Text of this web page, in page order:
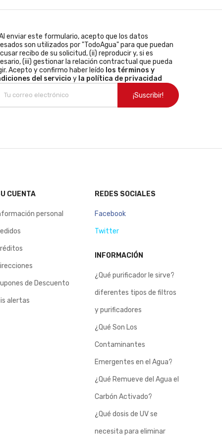
enviar este formulario, acepto que los datos
son utilizados por "TodoAgua" para que puedan
recibo de su solicitud, (ii) reproducir y, si es
(iii) gestionar la relación contractual que pueda
Acepto y confirmo haber leído los términos y
del servicio y la política de privacidad
CUENTA
personal
de Descuento
alertas
REDES SOCIALES
Facebook
Twitter
INFORMACIÓN
¿Qué purificador le sirve?
diferentes tipos de filtros
y purificadores
¿Qué Son Los
Contaminantes
Emergentes en el Agua?
¿Qué Remueve del Agua el
Carbón Activado?
¿Qué dosis de UV se
necesita para eliminar